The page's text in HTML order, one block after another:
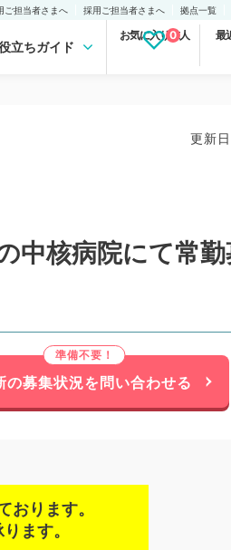
ご担当者さまへ 採用ご担当者さまへ 拠点一覧
立ちガイド
お気に入り求人
0 最
更新
中核病院にて常
の募集状況を問い合わせる
おります。
ます。